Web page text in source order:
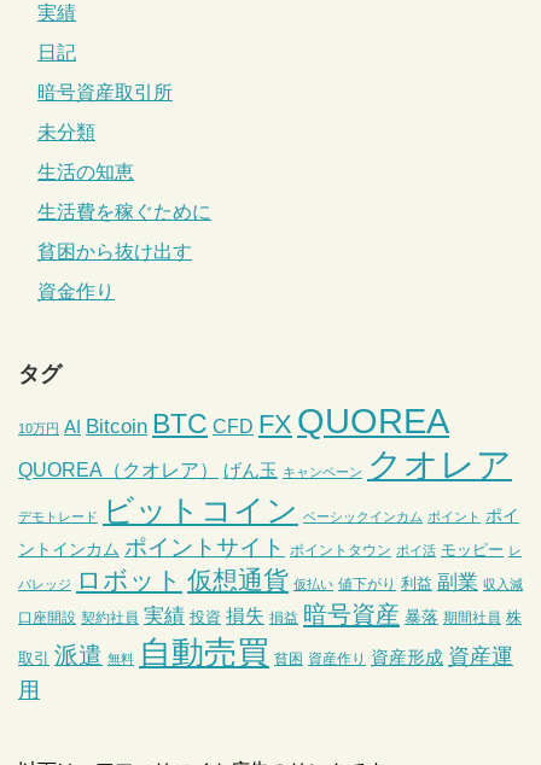
実績
日記
暗号資産取引所
未分類
生活の知恵
生活費を稼ぐために
貧困から抜け出す
資金作り
タグ
10万円 AI Bitcoin BTC CFD FX QUOREA
QUOREA（クオレア） げん玉 キャンペーン クオレア
デモトレード ビットコイン ベーシックインカム ポイント ポイ
ントインカム ポイントサイト ポイントタウン ポイ活 モッピー レ
バレッジ ロボット 仮想通貨 仮払い 値下がり 利益 副業 収入減
口座開設 契約社員 実績 投資 損失 損益 暗号資産 暴落 期間社員 株
取引 派遣 無料 自動売買 貧困 資産作り 資産形成 資産運
用